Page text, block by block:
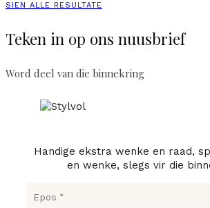
SIEN ALLE RESULTATE
Teken in op ons nuusbrief
Word deel van die binnekring
Handige ekstra wenke en raad,
en wenke, slegs vir die